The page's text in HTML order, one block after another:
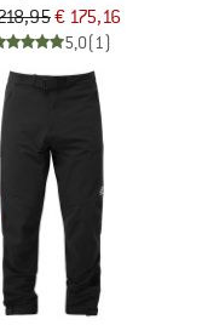
€ 175,16
5,0(1)